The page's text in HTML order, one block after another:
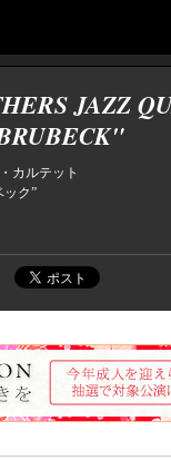
JAZZ
カルテット
ック”